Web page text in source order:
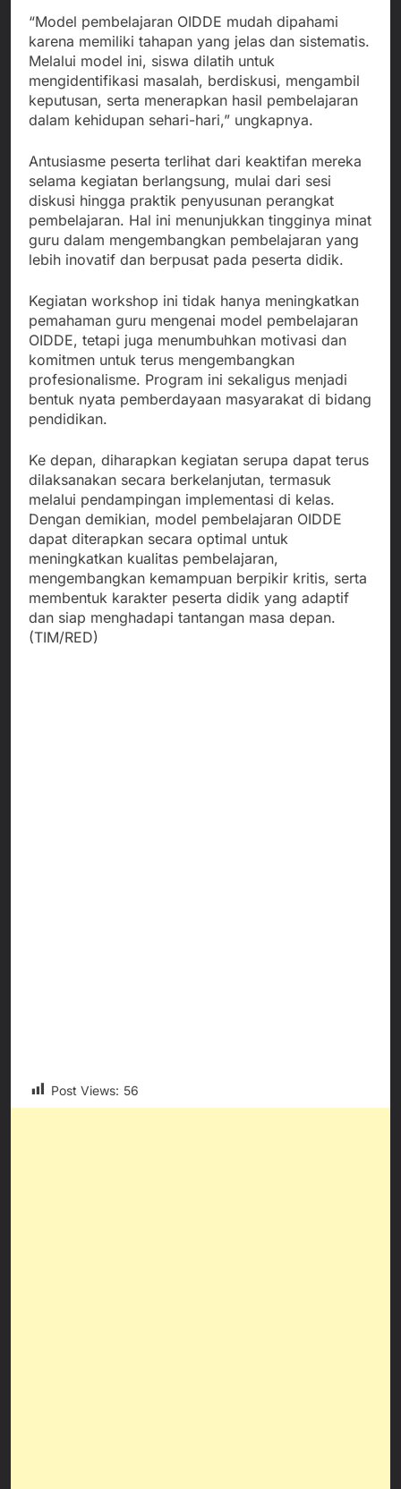
“Model pembelajaran OIDDE mudah dipahami
karena memiliki tahapan yang jelas dan sistematis.
Melalui model ini, siswa dilatih untuk
mengidentifikasi masalah, berdiskusi, mengambil
keputusan, serta menerapkan hasil pembelajaran
dalam kehidupan sehari-hari,” ungkapnya.
Antusiasme peserta terlihat dari keaktifan mereka
selama kegiatan berlangsung, mulai dari sesi
diskusi hingga praktik penyusunan perangkat
pembelajaran. Hal ini menunjukkan tingginya minat
guru dalam mengembangkan pembelajaran yang
lebih inovatif dan berpusat pada peserta didik.
Kegiatan workshop ini tidak hanya meningkatkan
pemahaman guru mengenai model pembelajaran
OIDDE, tetapi juga menumbuhkan motivasi dan
komitmen untuk terus mengembangkan
profesionalisme. Program ini sekaligus menjadi
bentuk nyata pemberdayaan masyarakat di bidang
pendidikan.
Ke depan, diharapkan kegiatan serupa dapat terus
dilaksanakan secara berkelanjutan, termasuk
melalui pendampingan implementasi di kelas.
Dengan demikian, model pembelajaran OIDDE
dapat diterapkan secara optimal untuk
meningkatkan kualitas pembelajaran,
mengembangkan kemampuan berpikir kritis, serta
membentuk karakter peserta didik yang adaptif
dan siap menghadapi tantangan masa depan.
(TIM/RED)
Post Views: 56